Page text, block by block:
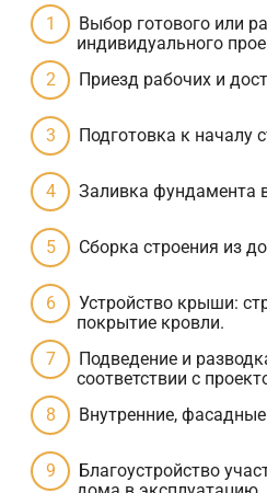
Выбор готового или
индивидуального
Приезд рабочих и
Подготовка к началу
Заливка фундамента
Сборка строения из
Устройство крыши:
покрытие кровли.
Подведение и
соответствии с
Внутренние,
Благоустройство